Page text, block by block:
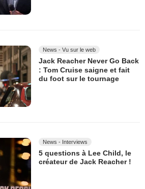
News - Vu sur le web
Jack Reacher Never Go Back
: Tom Cruise saigne et fait
du foot sur le tournage
News - Interviews
5 questions à Lee Child, le
créateur de Jack Reacher !